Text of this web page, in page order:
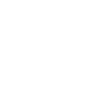
％」に上昇
が行った恐る